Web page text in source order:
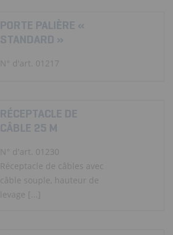
PORTE PALIÈRE «
STANDARD »
N° d'art. 01217
RÉCEPTACLE DE
CÂBLE 25 M
N° d'art. 01230
Réceptacle de câbles avec
câble souple, hauteur de
levage [...]